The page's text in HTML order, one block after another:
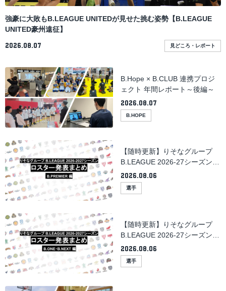
強豪に大敗もB.LEAGUE UNITEDが見せた挑む姿勢【B.LEAGUE
UNITED豪州遠征】
2026.08.07 見どころ・レポート
B.Hope × B.CLUB 連携プロジ
ェクト 年間レポート～後編～
2026.08.07
B.HOPE
【随時更新】りそなグループ
B.LEAGUE 2026-27シーズンの
ロスター発表まとめ
（B.PREMIER）
2026.08.06
選手
【随時更新】りそなグループ
B.LEAGUE 2026-27シーズンの
ロスター発表まとめ（B.ONE・
B.NEXT）
2026.08.06
選手